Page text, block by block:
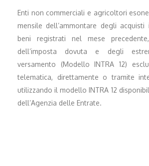
Enti non commerciali e agricoltori
mensile dell’ammontare degli acquisti
beni registrati nel mese precedente,
dell’imposta dovuta e degli
versamento (Modello INTRA 12)
telematica, direttamente o tramite
utilizzando il modello INTRA 12
dell’Agenzia delle Entrate.